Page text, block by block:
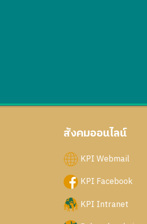
สังคมออนไลน์
KPI Webmail
KPI Facebook
KPI Intranet